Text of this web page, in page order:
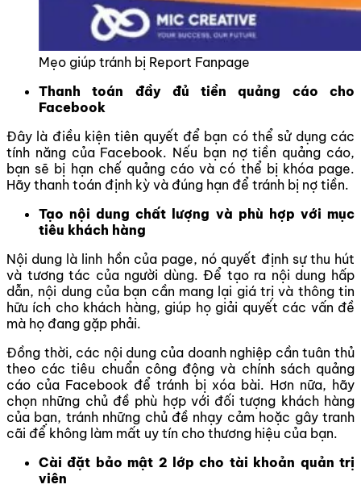
Mẹo giúp tránh bị Report Fanpage
Thanh toán đầy đủ tiền quảng cáo cho
Facebook
Đây là điều kiện tiên quyết để bạn có thể sử dụng các
tính năng của Facebook. Nếu bạn nợ tiền quảng cáo,
bạn sẽ bị hạn chế quảng cáo và có thể bị khóa page.
Hãy thanh toán định kỳ và đúng hạn để tránh bị nợ tiền.
Tạo nội dung chất lượng và phù hợp với mục
tiêu khách hàng
Nội dung là linh hồn của page, nó quyết định sự thu hút
và tương tác của người dùng. Để tạo ra nội dung hấp
dẫn, nội dung của bạn cần mang lại giá trị và thông tin
hữu ích cho khách hàng, giúp họ giải quyết các vấn đề
mà họ đang gặp phải.
Đồng thời, các nội dung của doanh nghiệp cần tuân thủ
theo các tiêu chuẩn công động và chính sách quảng
cáo của Facebook để tránh bị xóa bài. Hơn nữa, hãy
chọn những chủ đề phù hợp với đối tượng khách hàng
của bạn, tránh những chủ đề nhạy cảm hoặc gây tranh
cãi để không làm mất uy tín cho thương hiệu của bạn.
Cài đặt bảo mật 2 lớp cho tài khoản quản trị
viên